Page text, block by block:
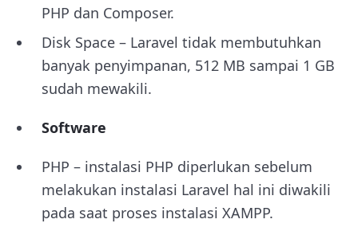
PHP dan Composer.
Disk Space – Laravel tidak membutuhkan
banyak penyimpanan, 512 MB sampai 1 GB
sudah mewakili.
Software
PHP – instalasi PHP diperlukan sebelum
melakukan instalasi Laravel hal ini diwakili
pada saat proses instalasi XAMPP.